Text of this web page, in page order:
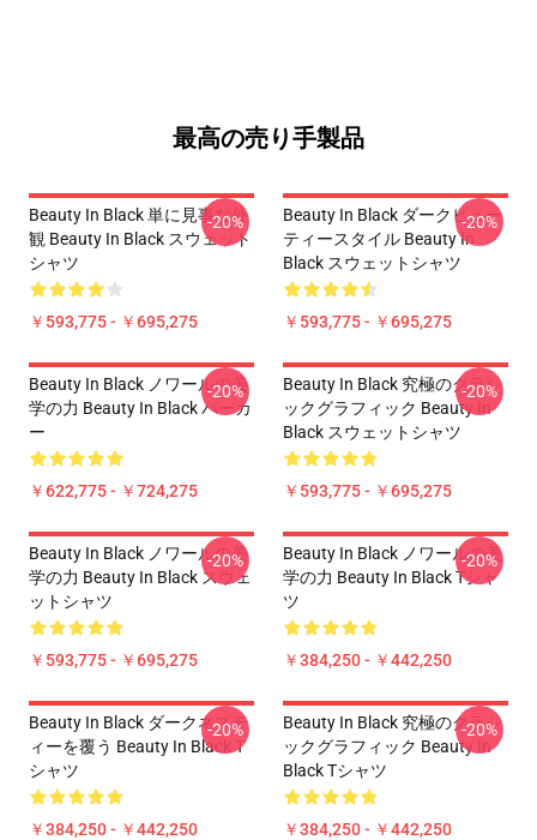
最高の売り手製品
Beauty In Black 単に見事な外
観 Beauty In Black スウェット
シャツ
￥593,775 - ￥695,275
-20%
Beauty In Black ダークビュー
ティースタイル Beauty In
Black スウェットシャツ
￥593,775 - ￥695,275
-20%
Beauty In Black ノワールの美
学の力 Beauty In Black パーカ
ー
￥622,775 - ￥724,275
-20%
Beauty In Black 究極のクラシ
ックグラフィック Beauty In
Black スウェットシャツ
￥593,775 - ￥695,275
-20%
Beauty In Black ノワールの美
学の力 Beauty In Black スウェ
ットシャツ
￥593,775 - ￥695,275
-20%
Beauty In Black ノワールの美
学の力 Beauty In Black Tシャ
ツ
￥384,250 - ￥442,250
-20%
Beauty In Black ダークネステ
ィーを覆う Beauty In Black T
シャツ
￥384,250 - ￥442,250
-20%
Beauty In Black 究極のクラシ
ックグラフィック Beauty In
Black Tシャツ
￥384,250 - ￥442,250
-20%